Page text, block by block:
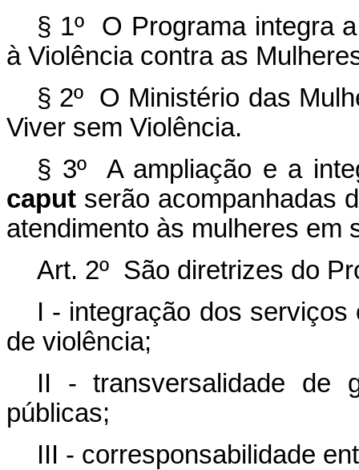
§ 1º O Programa integra
à Violência contra as
§ 2º O Ministério das
Viver sem Violência.
§ 3º A ampliação e a
caput serão acompanhadas
atendimento às mulheres em
Art. 2º São diretrizes do
I - integração dos
de violência;
II - transversalidade de
públicas;
III - corresponsabilidade